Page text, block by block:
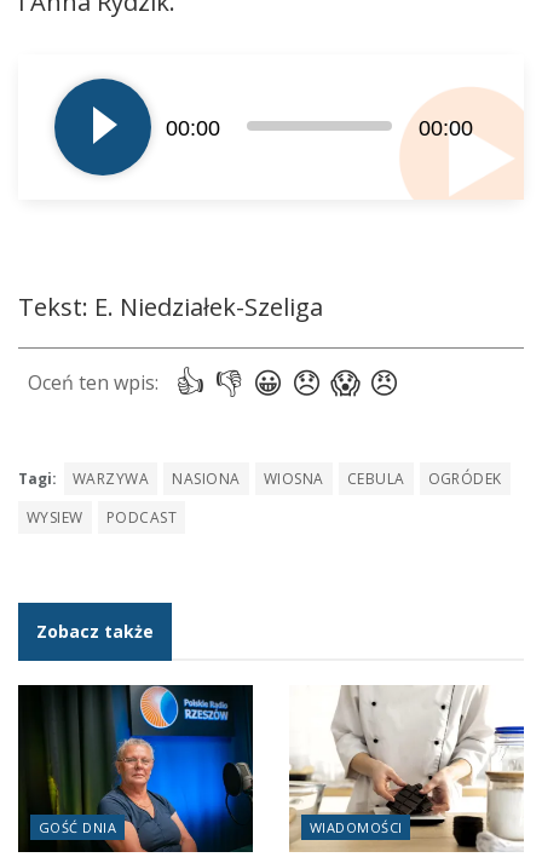
plików
dźwiękowych
00:00 00:00
Tekst: E. Niedziałek-Szeliga
Tagi: WARZYWA NASIONA WIOSNA CEBULA
OGRÓDEK
WYSIEW
PODCAST
Zobacz także
GOŚĆ DNIA WIADOMOŚCI